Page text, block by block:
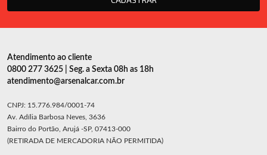
Atendimento ao cliente
0800 277 3625 | Seg. a Sexta 08h as 18h
atendimento@arsenalcar.com.br
CNPJ: 15.776.984/0001-74
Av. Adília Barbosa Neves, 3636
Bairro do Portão, Arujá -SP, 07413-000
(RETIRADA DE MERCADORIA NÃO PERMITIDA)